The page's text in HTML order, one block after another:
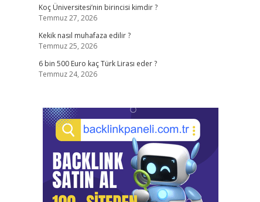
Koç Üniversitesi’nin birincisi kimdir ?
Temmuz 27, 2026
Kekik nasıl muhafaza edilir ?
Temmuz 25, 2026
6 bin 500 Euro kaç Türk Lirası eder ?
Temmuz 24, 2026